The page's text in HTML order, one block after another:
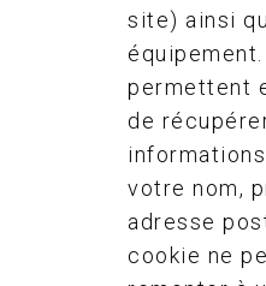
site) ainsi
permettent
de
votre nom,
adresse
cookie ne